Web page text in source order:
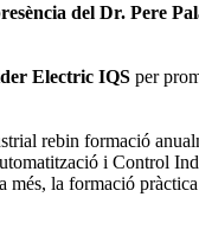
del Dr. Pere
Electric IQS per
rebin formació
i Control
la formació